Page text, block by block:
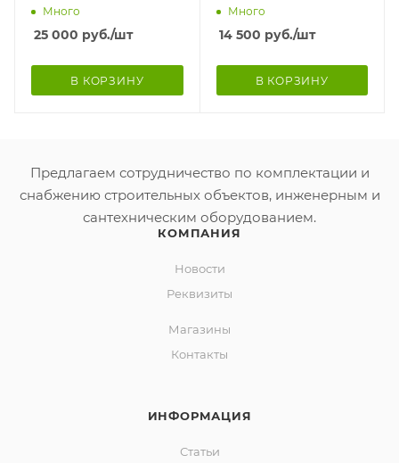
в комплекте с
СЕНСОРОМ и сифоном
Много
25 000 руб./шт
В КОРЗИНУ
в комплекте с краном и
Много
14 500 руб./шт
В КОРЗИНУ
Предлагаем сотрудничество по комплектации и
снабжению строительных объектов, инженерным и
сантехническим оборудованием.
КОМПАНИЯ
Новости
Реквизиты
Магазины
Контакты
ИНФОРМАЦИЯ
Статьи